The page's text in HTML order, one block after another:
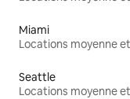
Miami
Seattle